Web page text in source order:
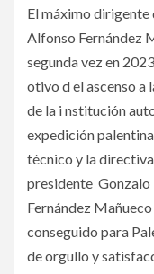
El máximo dirigente
Alfonso Fernández
segunda vez en
otivo d el ascenso a
de la i nstitución
expedición
técnico y la
presidente Gonzalo
Fernández
conseguido para
de orgullo y